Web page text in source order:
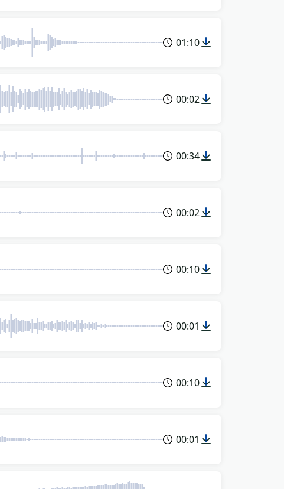
01:10
00:02
00:34
00:02
00:10
00:01
00:10
00:01